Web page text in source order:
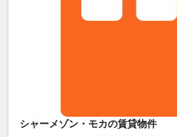
シャーメゾン・モカの賃貸物件